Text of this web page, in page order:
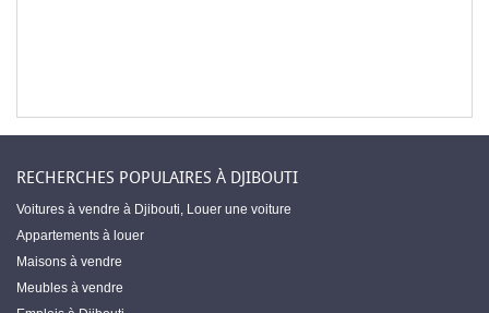
RECHERCHES POPULAIRES À DJIBOUTI
Voitures à vendre à Djibouti, Louer une voiture
Appartements à louer
Maisons à vendre
Meubles à vendre